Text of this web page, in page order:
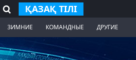
ҚАЗАҚ ТІЛІ
ЗИМНИЕ КОМАНДНЫЕ ДРУГИЕ